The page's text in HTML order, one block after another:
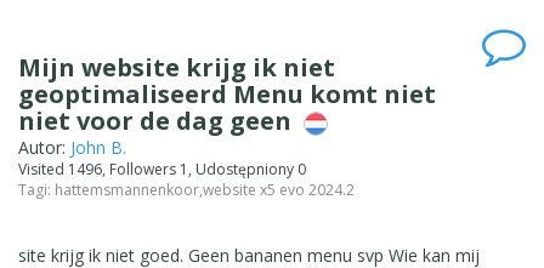
Mijn website krijg ik niet
geoptimaliseerd Menu komt niet
niet voor de dag geen
Autor: John B.
Visited 1496, Followers 1, Udostępniony 0
Tagi: hattemsmannenkoor,website x5 evo 2024.2
site krijg ik niet goed. Geen bananen menu svp Wie kan mij